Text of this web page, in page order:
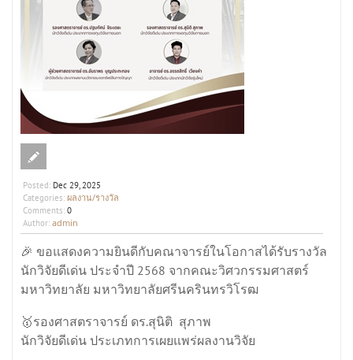
Posted: Dec 29, 2025
Categories: ผลงาน/รางวัล
Comments: 0
Author: admin
🎉 ขอแสดงความยินดีกับคณาจารย์ในโอกาสได้รับรางวัล
นักวิจัยดีเด่น ประจำปี 2568 จากคณะวิศวกรรมศาสตร์
มหาวิทยาลัย มหาวิทยาลัยศรีนครินทรวิโรฒ
🥇รองศาสตราจารย์ ดร.สุนิติ สุภาพ
นักวิจัยดีเด่น ประเภทการเผยแพร่ผลงานวิจัย